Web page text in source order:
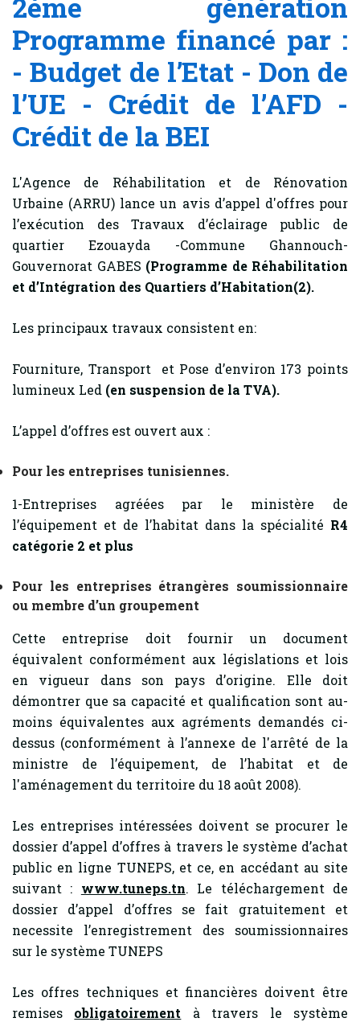
Programme financé par :
- Budget de l’Etat - Don de
l’UE - Crédit de l’AFD -
Crédit de la BEI
L'Agence de Réhabilitation et de Rénovation
Urbaine (ARRU) lance un avis d’appel d'offres pour
l’exécution des Travaux d’éclairage public de
quartier Ezouayda -Commune Ghannouch-
Gouvernorat GABES (Programme de Réhabilitation
et d’Intégration des Quartiers d’Habitation(2).
Les principaux travaux consistent en:
Fourniture, Transport
et Pose d’environ 173 points
lumineux Led (en suspension de la TVA).
L’appel d’offres est ouvert aux :
Pour les entreprises tunisiennes.
1-Entreprises agréées par le ministère de
l’équipement et de l’habitat dans la spécialité R4
catégorie 2 et plus
Pour les entreprises étrangères soumissionnaire
ou membre d’un groupement
Cette entreprise doit fournir un document
équivalent conformément aux législations et lois
en vigueur dans son pays d’origine. Elle doit
démontrer que sa capacité et qualification sont au-
moins équivalentes aux agréments demandés ci-
dessus (conformément à l’annexe de l'arrêté de la
ministre de l’équipement, de l’habitat et de
l'aménagement du territoire du 18 août 2008).
Les entreprises intéressées doivent se procurer le
dossier d’appel d’offres à travers le système d’achat
public en ligne TUNEPS, et ce, en accédant au site
suivant : www.tuneps.tn. Le téléchargement de
dossier d’appel d’offres se fait gratuitement et
necessite l’enregistrement des soumissionnaires
sur le système TUNEPS
Les offres techniques et financières doivent être
remises obligatoirement à travers le système